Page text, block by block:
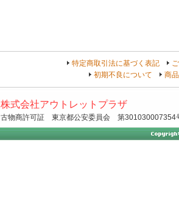
特定商取引法に基づく表記
初期不良について
商
株式会社アウトレットプラザ
古物商許可証 東京都公安委員会 第301030007354